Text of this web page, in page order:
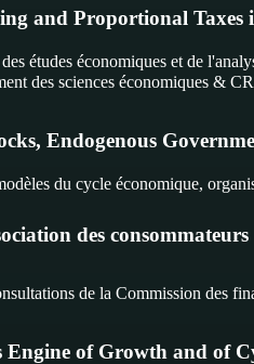
and Proportional Taxes
études économiques et de
des sciences économiques &
Endogenous
du cycle économique,
des
de la Commission des
Engine of Growth and of